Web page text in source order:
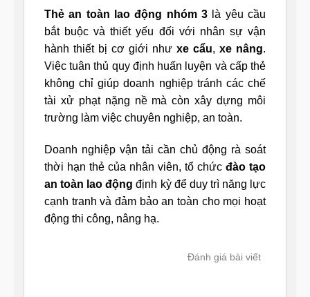
Thẻ an toàn lao động nhóm 3 là yêu cầu
bắt buộc và thiết yếu đối với nhân sự vận
hành thiết bị cơ giới như xe cẩu, xe nâng.
Việc tuân thủ quy định huấn luyện và cấp thẻ
không chỉ giúp doanh nghiệp tránh các chế
tài xử phạt nặng nề mà còn xây dựng môi
trường làm việc chuyên nghiệp, an toàn.
Doanh nghiệp vận tải cần chủ động rà soát
thời hạn thẻ của nhân viên, tổ chức đào tạo
an toàn lao động định kỳ để duy trì năng lực
cạnh tranh và đảm bảo an toàn cho mọi hoạt
động thi công, nâng hạ.
Đánh giá bài viết